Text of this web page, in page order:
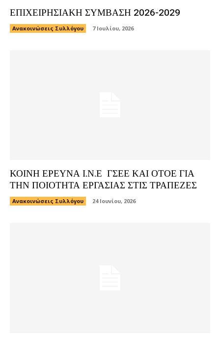
ΕΠΙΧΕΙΡΗΣΙΑΚΗ ΣΥΜΒΑΣΗ 2026-2029
Ανακοινώσεις Συλλόγου 7 Ιουλίου, 2026
ΚΟΙΝΗ ΕΡΕΥΝΑ Ι.Ν.Ε ΓΣΕΕ ΚΑΙ ΟΤΟΕ ΓΙΑ
ΤΗΝ ΠΟΙΟΤΗΤΑ ΕΡΓΑΣΙΑΣ ΣΤΙΣ ΤΡΑΠΕΖΕΣ
Ανακοινώσεις Συλλόγου 24 Ιουνίου, 2026